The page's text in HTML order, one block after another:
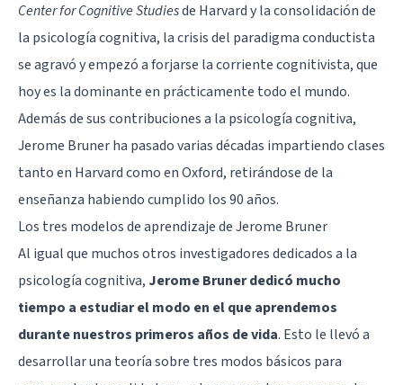
Center for Cognitive Studiesde Harvard y la consolidación de
la psicología cognitiva, la crisis del paradigma conductista
se agravó y empezó a forjarse la corriente cognitivista, que
hoy es la dominante en prácticamente todo el mundo.
Además de sus contribuciones a la psicología cognitiva,
Jerome Bruner ha pasado varias décadas impartiendo clases
tanto en Harvard como en Oxford, retirándose de la
enseñanza habiendo cumplido los 90 años.
Los tres modelos de aprendizaje de Jerome Bruner
Al igual que muchos otros investigadores dedicados a la
psicología cognitiva, Jerome Bruner dedicó mucho
tiempo a estudiar el modo en el que aprendemos
durante nuestros primeros años de vida. Esto le llevó a
desarrollar una teoría sobre tres modos básicos para